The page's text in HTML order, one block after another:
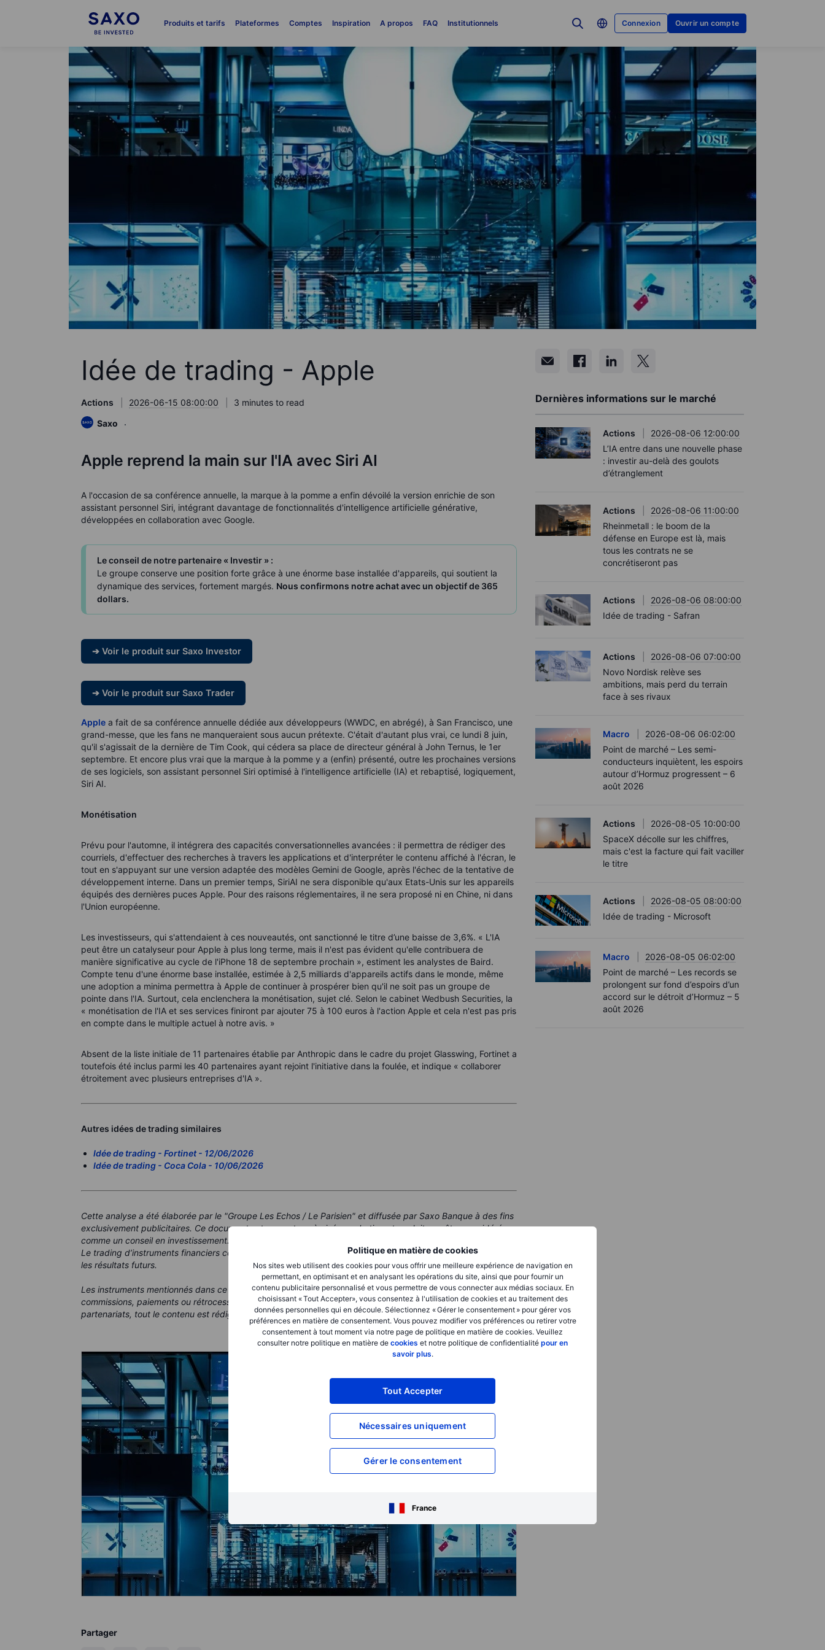
Produits et tarifs Plateformes Comptes Inspiration A propos FAQ Institutionnels Connexion Ouvrir un compte
Politique en matière de cookies
Nos sites web utilisent des cookies pour vous offrir une meilleure expérience de navigation en
permettant, en optimisant et en analysant les opérations du site, ainsi que pour fournir un
contenu publicitaire personnalisé et vous permettre de vous connecter aux médias sociaux. En
choisissant « Tout Accepter», vous consentez à l'utilisation de cookies et au traitement des
données personnelles qui en découle. Sélectionnez « Gérer le consentement » pour gérer vos
préférences en matière de consentement. Vous pouvez modifier vos préférences ou retirer votre
consentement à tout moment via notre page de politique en matière de cookies. Veuillez
consulter notre politique en matière de cookies et notre politique de confidentialité pour en
savoir plus.
Tout Accepter
Nécessaires uniquement
Gérer le consentement
France
Idée de trading - Apple
Actions 2026-06-15 08:00:00
3 minutes to read
Saxo
Apple reprend la main sur l'IA avec Siri AI
A l'occasion de sa conférence annuelle, la marque à la pomme a enfin dévoilé la version enrichie de son
assistant personnel Siri, intégrant davantage de fonctionnalités d'intelligence artificielle générative,
développées en collaboration avec Google.
Le conseil de notre partenaire « Investir » :
Le groupe conserve une position forte grâce à une énorme base installée d'appareils, qui soutient la
dynamique des services, fortement margés. Nous confirmons notre achat avec un objectif de 365
dollars.
➔ Voir le produit sur Saxo Investor
➔ Voir le produit sur Saxo Trader
Apple a fait de sa conférence annuelle dédiée aux développeurs (WWDC, en abrégé), à San Francisco, une
grand-messe, que les fans ne manqueraient sous aucun prétexte. C'était d'autant plus vrai, ce lundi 8 juin,
qu'il s'agissait de la dernière de Tim Cook, qui cédera sa place de directeur général à John Ternus, le 1er
septembre. Et encore plus vrai que la marque à la pomme y a (enfin) présenté, outre les prochaines versions
de ses logiciels, son assistant personnel Siri optimisé à l'intelligence artificielle (IA) et rebaptisé, logiquement,
Siri AI.
Monétisation
Prévu pour l'automne, il intégrera des capacités conversationnelles avancées : il permettra de rédiger des
courriels, d'effectuer des recherches à travers les applications et d'interpréter le contenu affiché à l'écran, le
tout en s'appuyant sur une version adaptée des modèles Gemini de Google, après l'échec de la tentative de
développement interne. Dans un premier temps, SiriAI ne sera disponible qu'aux Etats-Unis sur les appareils
équipés des dernières puces Apple. Pour des raisons réglementaires, il ne sera proposé ni en Chine, ni dans
l'Union européenne.
Les investisseurs, qui s'attendaient à ces nouveautés, ont sanctionné le titre d’une baisse de 3,6%. « L'IA
peut être un catalyseur pour Apple à plus long terme, mais il n'est pas évident qu'elle contribuera de
manière significative au cycle de l'iPhone 18 de septembre prochain », estiment les analystes de Baird.
Compte tenu d'une énorme base installée, estimée à 2,5 milliards d'appareils actifs dans le monde, même
une adoption a minima permettra à Apple de continuer à prospérer bien qu'il ne soit pas un groupe de
pointe dans l'IA. Surtout, cela enclenchera la monétisation, sujet clé. Selon le cabinet Wedbush Securities, la
« monétisation de l'IA et ses services finiront par ajouter 75 à 100 euros à l'action Apple et cela n'est pas pris
en compte dans le multiple actuel à notre avis. »
Absent de la liste initiale de 11 partenaires établie par Anthropic dans le cadre du projet Glasswing, Fortinet a
toutefois été inclus parmi les 40 partenaires ayant rejoint l'initiative dans la foulée, et indique « collaborer
étroitement avec plusieurs entreprises d'IA ».
Autres idées de trading similaires
Idée de trading - Fortinet - 12/06/2026
Idée de trading - Coca Cola - 10/06/2026
Cette analyse a été élaborée par le "Groupe Les Echos / Le Parisien" et diffusée par Saxo Banque à des fins
exclusivement publicitaires. Ce document est un contenu à visée marketing et ne doit pas être considéré
comme un conseil en investissement.
Le trading d’instruments financiers comporte des risques, et les performances passées ne garantissent pas
les résultats futurs.
Les instruments mentionnés dans ce document peuvent être émis par un partenaire dont Saxo perçoit des
commissions, paiements ou rétrocessions. Bien que Saxo puisse être rémunéré dans le cadre de ces
partenariats, tout le contenu est rédigé dans le but de fournir aux clients des informations utiles.
Partager
Dernières informations sur le marché
Actions
2026-08-06 12:00:00
L’IA entre dans une nouvelle phase
: investir au-delà des goulots
d’étranglement
Actions
2026-08-06 11:00:00
Rheinmetall : le boom de la
défense en Europe est là, mais
tous les contrats ne se
concrétiseront pas
Actions
2026-08-06 08:00:00
Idée de trading - Safran
Actions
2026-08-06 07:00:00
Novo Nordisk relève ses
ambitions, mais perd du terrain
face à ses rivaux
Macro
2026-08-06 06:02:00
Point de marché – Les semi-
conducteurs inquiètent, les espoirs
autour d’Hormuz progressent – 6
août 2026
Actions
2026-08-05 10:00:00
SpaceX décolle sur les chiffres,
mais c'est la facture qui fait vaciller
le titre
Actions
2026-08-05 08:00:00
Idée de trading - Microsoft
Macro
2026-08-05 06:02:00
Point de marché – Les records se
prolongent sur fond d’espoirs d’un
accord sur le détroit d’Hormuz – 5
août 2026